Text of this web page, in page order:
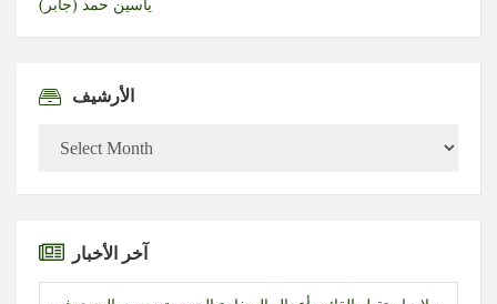
ياسين حمد (جابر)
الأرشيف
آخر الأخبار
سلام استقبل القائم بأعمال السفارة السورية وجرى البحث في
تطوير العلاقات الثنائية